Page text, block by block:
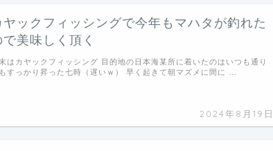
ヤックフィッシングで今年もマハタが釣れた
で美味しく頂く
2024年8月19日
はカヤックフィッシング 目的地の日本海某所に着いたのはいつも通り
すっかり昇った七時（遅いｗ） 早く起きて朝マズメに間に …